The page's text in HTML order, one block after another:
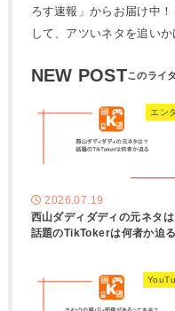
ろす速報」からお届け中
して、アツいネタを追いか
NEW POST
エン
2026.07.19
西山ダディダディの元ネタは
話題のTikTokerは何者か迫る